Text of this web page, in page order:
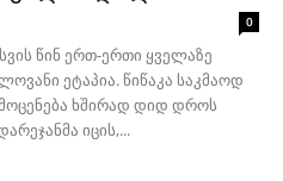
0
წინ ერთ-ერთი ყველაზე
ეტაპია. წიწაკა საკმაოდ
ხშირად დიდ დროს
იცის,...